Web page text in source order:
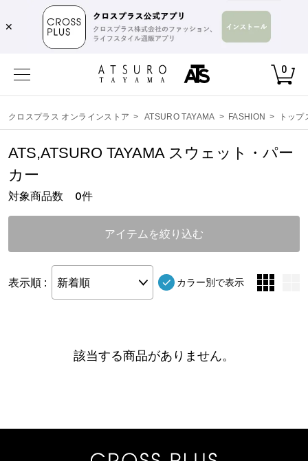
✕
0
クロスプラス オンラインストア > ATSURO TAYAMA > FASHION > トップ
対象商品数 0件
ATS,ATSURO TAYAMA スウェット・パー
カー
アイテムを絞り込む
表示順 : 新着順 カラー別で表示
該当する商品がありません。